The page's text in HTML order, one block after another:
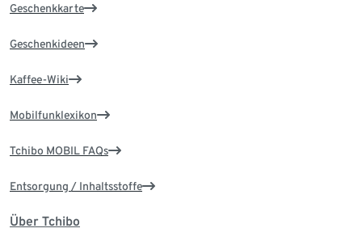
Geschenkkarte
Geschenkideen
Kaffee-Wiki
Mobilfunklexikon
Tchibo MOBIL FAQs
Entsorgung / Inhaltsstoffe
Über Tchibo